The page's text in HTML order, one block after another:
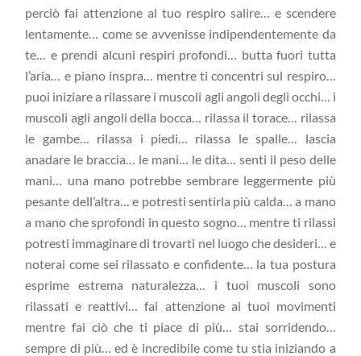
perciò fai attenzione al tuo respiro salire… e scendere
lentamente… come se avvenisse indipendentemente da
te… e prendi alcuni respiri profondi… butta fuori tutta
l’aria… e piano inspra… mentre ti concentri sul respiro…
puoi iniziare a rilassare i muscoli agli angoli degli occhi… i
muscoli agli angoli della bocca… rilassa il torace… rilassa
le gambe… rilassa i piedi… rilassa le spalle… lascia
anadare le braccia… le mani… le dita… senti il peso delle
mani… una mano potrebbe sembrare leggermente più
pesante dell’altra… e potresti sentirla più calda… a mano
a mano che sprofondi in questo sogno… mentre ti rilassi
potresti immaginare di trovarti nel luogo che desideri… e
noterai come sei rilassato e confidente… la tua postura
esprime estrema naturalezza… i tuoi muscoli sono
rilassati e reattivi… fai attenzione ai tuoi movimenti
mentre fai ciò che ti piace di più… stai sorridendo…
sempre di più… ed è incredibile come tu stia iniziando a